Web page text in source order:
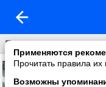
Применяются
Прочитать правила
Возможны
Природа